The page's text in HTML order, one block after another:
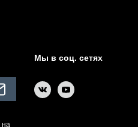
на
Мы в соц. сетях